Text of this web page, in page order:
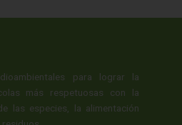
para lograr la
más respetuosas con la
las especies, la alimentación